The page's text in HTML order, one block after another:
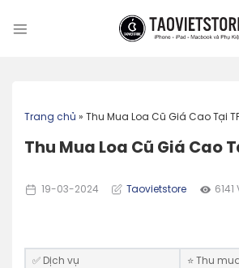
Trang chủ » Thu Mua Loa Cũ Giá Cao Tại
Thu Mua Loa Cũ Giá Cao
19-03-2024 Taovietstore 6141
✅ Dịch vụ ⭐️ Thu